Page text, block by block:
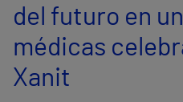
Comunicación
del futuro en
médicas
Xanit